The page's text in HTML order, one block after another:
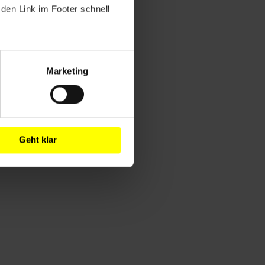
Link im Footer schnell
Marketing
Geht klar